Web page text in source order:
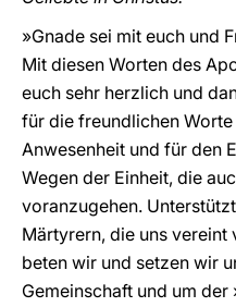
»Gnade sei mit euch und
Mit diesen Worten des
euch sehr herzlich und
für die freundlichen
Anwesenheit und für den
Wegen der Einheit, die
voranzugehen.
Märtyrern, die uns vereint
beten wir und setzen wir
Gemeinschaft und um